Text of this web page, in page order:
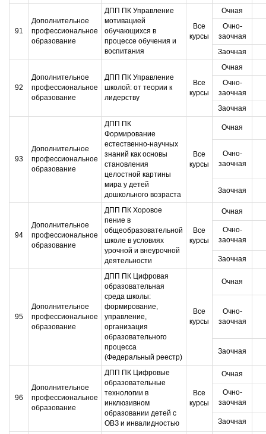
91
Дополнительное
профессиональное
образование
ДПП ПК Управление
мотивацией
обучающихся в
процессе обучения и
воспитания
Все
курсы
Очная
Очно-
заочная
Заочная
92
Дополнительное
профессиональное
образование
ДПП ПК Управление
школой: от теории к
лидерству
Все
курсы
Очная
Очно-
заочная
Заочная
93
Дополнительное
профессиональное
образование
ДПП ПК
Формирование
естественно-научных
знаний как основы
становления
целостной картины
мира у детей
дошкольного возраста
Все
курсы
Очная
Очно-
заочная
Заочная
94
Дополнительное
профессиональное
образование
ДПП ПК Хоровое
пение в
общеобразовательной
школе в условиях
урочной и внеурочной
деятельности
Все
курсы
Очная
Очно-
заочная
Заочная
95
Дополнительное
профессиональное
образование
ДПП ПК Цифровая
образовательная
среда школы:
формирование,
управление,
организация
образовательного
процесса
(Федеральный реестр)
Все
курсы
Очная
Очно-
заочная
Заочная
96
Дополнительное
профессиональное
образование
ДПП ПК Цифровые
образовательные
технологии в
инклюзивном
образовании детей с
ОВЗ и инвалидностью
Все
курсы
Очная
Очно-
заочная
Заочная